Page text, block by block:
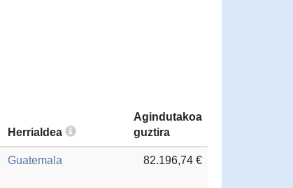
Herrialdea
Agindutakoa
guztira
Guatemala 82.196,74 €